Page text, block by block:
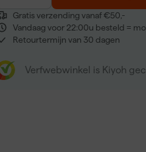
Gratis verzending vanaf €50,-
Vandaag voor 22:00u besteld =
Retourtermijn van 30 dagen
Verfwebwinkel is Kiyoh